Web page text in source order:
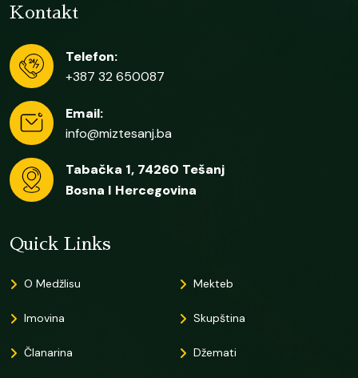
Kontakt
Telefon:
+387 32 650087
Email:
info@miztesanj.ba
Tabačka 1, 74260 Tešanj
Bosna I Hercegovina
Quick Links
O Medžlisu Mekteb
Imovina Skupština
Članarina Džemati